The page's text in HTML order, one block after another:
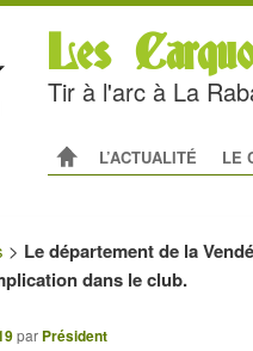
Les
Tir à l'arc à La
Menu principal
ALLER AU CONTENU
ALLER AU CONTENU
L’ACTUALITÉ LE
> Le département de la
dans le club.
par Président